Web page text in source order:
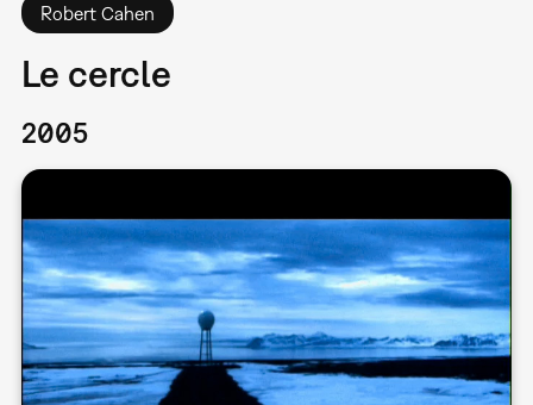
Robert Cahen
Le cercle
2005